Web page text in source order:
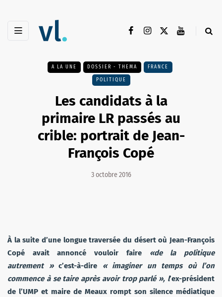
A LA UNE DOSSIER - THEMA FRANCE
POLITIQUE
Les candidats à la
primaire LR passés au
crible: portrait de Jean-
François Copé
3 octobre 2016
À la suite d’une longue traversée du désert où Jean-François
Copé avait annoncé vouloir faire «de la politique
autrement »c’est-à-dire « imaginer un temps où l’on
commence à se taire après avoir trop parlé », l’ex-président
de l’UMP et maire de Meaux rompt son silence médiatique